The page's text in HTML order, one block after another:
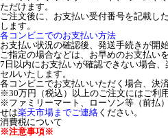
ただけます。
ご注文後に、お支払い受付番号を記載し
します。
各コンビニでのお支払い方法
お支払い状況の確認後、発送手続きが開
ご指定の場合などは、お早めのお支払い
7日以内にお支払いが確認できない場合
セルいたします。
各コンビニでお支払いいただく場合、決
※30万円（税込）以上のご注文にはご利
※ファミリーマート、ローソン等（前払
せは楽天市場までご連絡 ください。
消費税について
※注意事項※